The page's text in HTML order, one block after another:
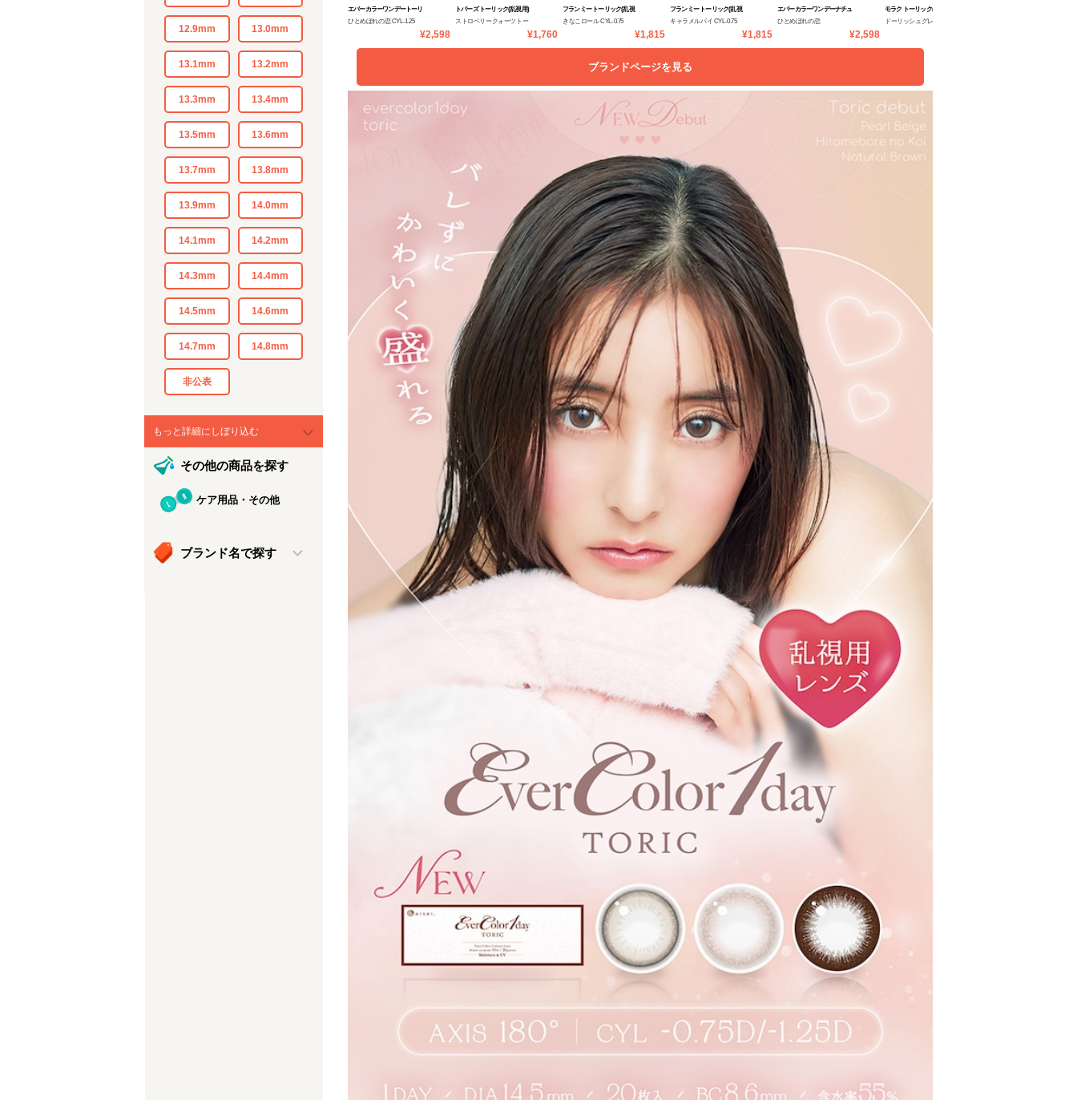
12.9mm 13.0mm
13.1mm 13.2mm
13.3mm 13.4mm
13.5mm 13.6mm
13.7mm 13.8mm
13.9mm 14.0mm
14.1mm 14.2mm
14.3mm 14.4mm
14.5mm 14.6mm
14.7mm 14.8mm
非公表
もっと詳細にしぼり込む
その他の商品を探す
ケア用品・その他
ブランド名で探す
エバーカラーワンデートーリ
ひとめぼれの恋 CYL-1.25
¥2,598
トパーズ トーリック(乱視用)
ストロベリークォーツトー
¥1,760
フランミー トーリック(乱視
用)
きなこロール CYL-0.75
¥1,815
フランミー トーリック(乱視
キャラメルパイ CYL-0.75
¥1,815
エバーカラーワンデーナチュ
ひとめぼれの恋
¥2,598
モラク トーリック(乱視用)
ドーリッシュグレー CYL-
ブランドページを見る